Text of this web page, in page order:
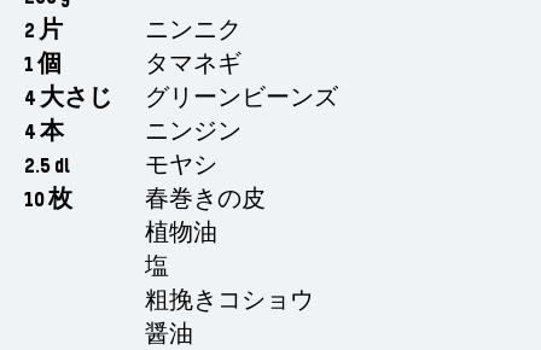
2 片
ニンニク
1 個
タマネギ
4 大さじ
グリーンビーンズ
4 本
ニンジン
2.5 dl
モヤシ
10 枚
春巻きの皮
植物油
塩
粗挽きコショウ
醤油